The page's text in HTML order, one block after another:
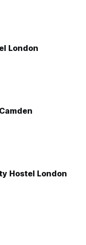
London
Hostel London